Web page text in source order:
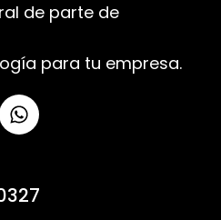
de parte de
para tu empresa.